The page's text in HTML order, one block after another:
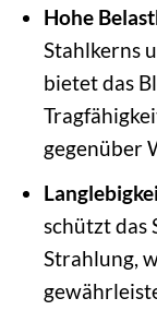
Hohe
Stahlkerns
bietet das
gegenüber
schützt das
Strahlung,